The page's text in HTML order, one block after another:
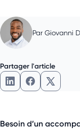
Par Giovanni
Partager l'article
Besoin d’un